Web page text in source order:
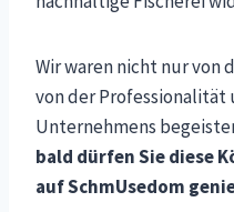
Wir waren nicht nur von
von der Professionalität
Unternehmens
bald dürfen Sie diese
auf SchmUsedom